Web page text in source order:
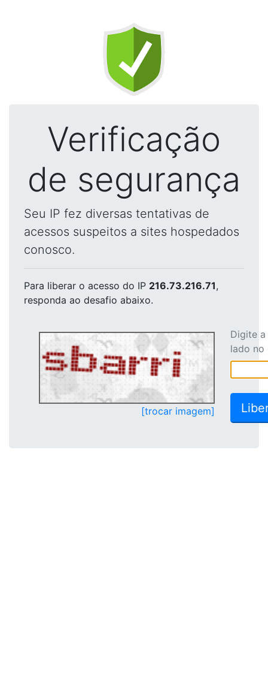
Verificação
de segurança
Seu IP fez diversas tentativas de
acessos suspeitos a sites hospedados
conosco.
Para liberar o acesso do IP 216.73.216.71,
responda ao desafio abaixo.
[trocar imagem]
Digite
lado no